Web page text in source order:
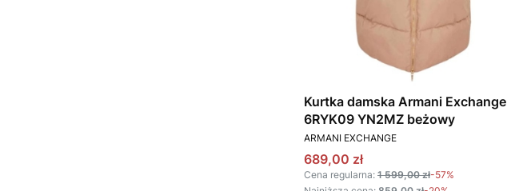
Kurtka damska Armani Exchange
6RYK09 YN2MZ beżowy
PRODUCENT
ARMANI EXCHANGE
Cena promocyjna
689,00 zł
Cena regularna: 1 599,00 zł-57%